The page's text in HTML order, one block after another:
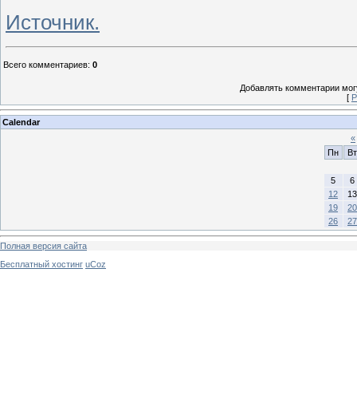
Источник.
Всего комментариев: 0
Добавлять комментарии
[
Calendar
«
Пн
Вт
5
6
12
13
19
20
26
27
Полная версия сайта
Бесплатный хостинг uCoz